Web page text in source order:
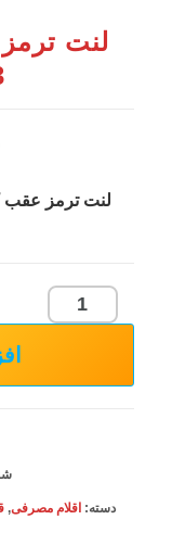
لنت
لنت ترمز عقب
لنت
عدددسته: اقلام مصرفی,